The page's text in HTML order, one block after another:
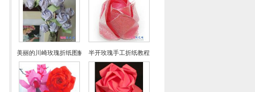
美丽的川崎玫瑰折纸图解教程(超详细)半开玫瑰手工折纸教程